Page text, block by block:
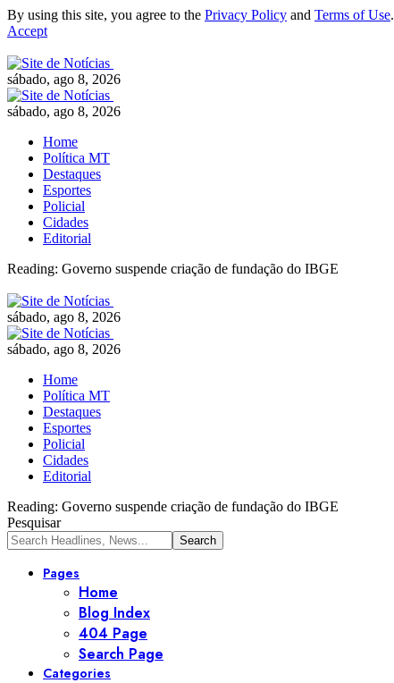
By using this site, you agree to the Privacy Policy and Terms of Use.
Accept
sábado, ago 8, 2026
sábado, ago 8, 2026
Home
Política MT
Destaques
Esportes
Policial
Cidades
Editorial
Reading: Governo suspende criação de fundação do IBGE
sábado, ago 8, 2026
sábado, ago 8, 2026
Home
Política MT
Destaques
Esportes
Policial
Cidades
Editorial
Reading: Governo suspende criação de fundação do IBGE
Pesquisar
Pages
Home
Blog Index
404 Page
Search Page
Categories